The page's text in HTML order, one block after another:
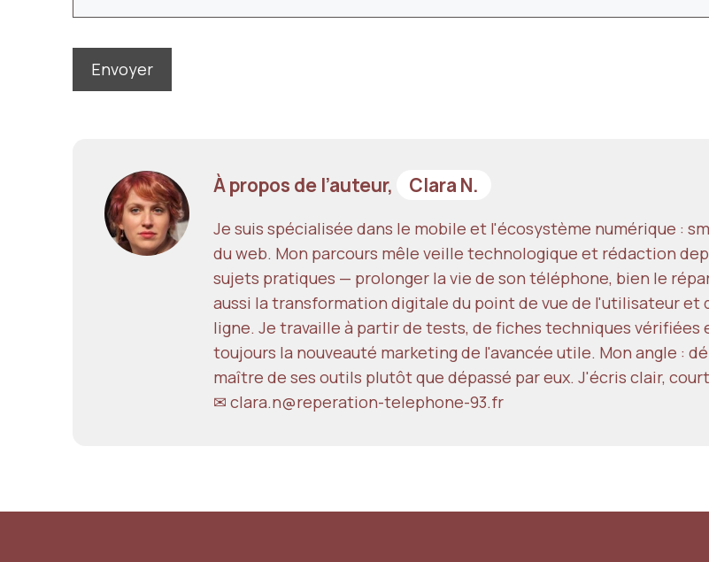
À propos de l’auteur, Clara N.
Je suis spécialisée dans le mobile et l'écosystème numérique :
du web. Mon parcours mêle veille technologique et rédaction
sujets pratiques — prolonger la vie de son téléphone, bien le
aussi la transformation digitale du point de vue de l'utilisateur
ligne. Je travaille à partir de tests, de fiches techniques
toujours la nouveauté marketing de l'avancée utile. Mon angle :
maître de ses outils plutôt que dépassé par eux. J'écris clair,
✉ clara.n@reperation-telephone-93.fr